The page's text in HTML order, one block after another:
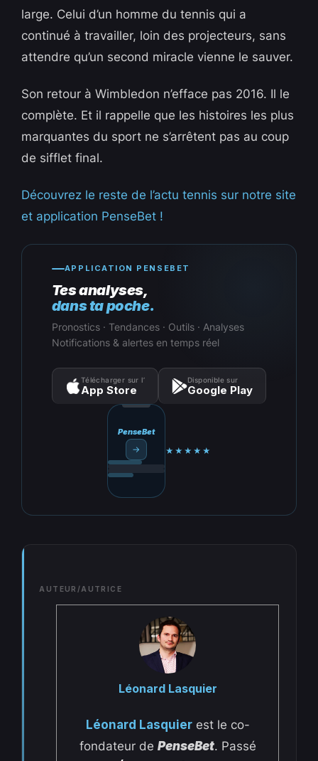
large. Celui d’un homme du tennis qui a
continué à travailler, loin des projecteurs, sans
attendre qu’un second miracle vienne le sauver.
Son retour à Wimbledon n’efface pas 2016. Il le
complète. Et il rappelle que les histoires les plus
marquantes du sport ne s’arrêtent pas au coup
de sifflet final.
Découvrez le reste de l’actu tennis sur notre site
et application PenseBet !
APPLICATION PENSEBET
Tes analyses,
dans ta poche.
Pronostics · Tendances · Outils · Analyses
Notifications & alertes en temps réel
Télécharger sur l’
App Store
Disponible sur
Google Play
PenseBet
→ ★★★★★
AUTEUR/AUTRICE
Léonard Lasquier
Léonard Lasquierest le co-
fondateur de PenseBet. Passé